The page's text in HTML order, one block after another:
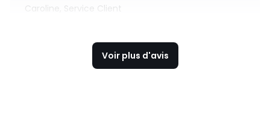
Caroline, Service Client
Voir plus d'avis